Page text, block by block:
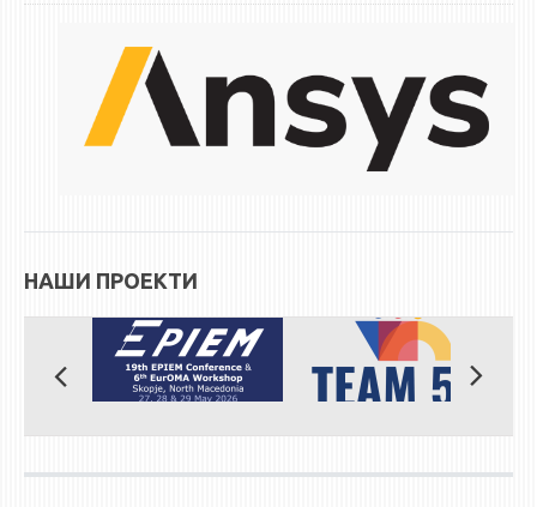
ОГЛАСНА ТАБЛА
СООПШТЕНИЈА
СТИПЕНДИИ
ПРАКСИ
НАШИ ПРОЕКТИ